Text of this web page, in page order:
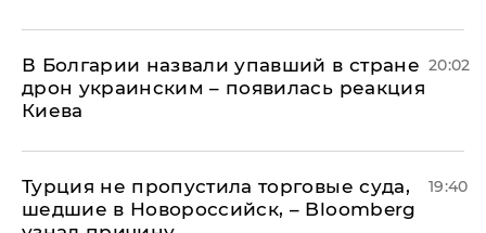
В Болгарии назвали упавший в стране
дрон украинским – появилась реакция
Киева
20:02
Турция не пропустила торговые суда,
шедшие в Новороссийск, – Bloomberg
19:40